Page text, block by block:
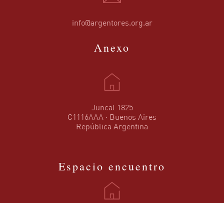
info@argentores.org.ar
Anexo
Juncal 1825
C1116AAA · Buenos Aires
República Argentina
Espacio encuentro